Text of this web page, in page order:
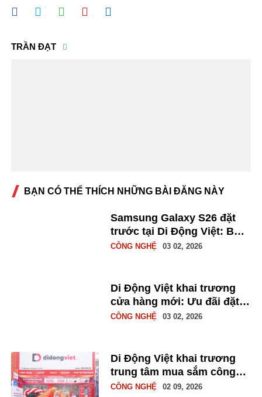
TRẦN ĐẠT
BẠN CÓ THỂ THÍCH NHỮNG BÀI ĐĂNG NÀY
Samsung Galaxy S26 đặt
trước tại Di Động Việt: Bộ
quà tặng độc quyền, trợ giá
CÔNG NGHỆ 03 02, 2026
Di Động Việt khai trương
cửa hàng mới: Ưu đãi đặt
trước Samsung Galaxy S26
CÔNG NGHỆ 03 02, 2026
Di Động Việt khai trương
trung tâm mua sắm công
nghệ mới
CÔNG NGHỆ 02 09, 2026